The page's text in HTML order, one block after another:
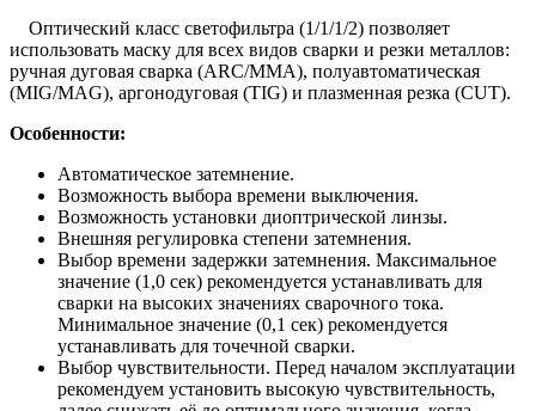
Оптический класс светофильтра (1/1/1/2) позволяет
использовать маску для всех видов сварки и резки металлов:
ручная дуговая сварка (ARC/MMA), полуавтоматическая
(MIG/MAG), аргонодуговая (TIG) и плазменная резка (CUT).
Особенности:
Автоматическое затемнение.
Возможность выбора времени выключения.
Возможность установки диоптрической линзы.
Внешняя регулировка степени затемнения.
Выбор времени задержки затемнения. Максимальное
значение (1,0 сек) рекомендуется устанавливать для
сварки на высоких значениях сварочного тока.
Минимальное значение (0,1 сек) рекомендуется
устанавливать для точечной сварки.
Выбор чувствительности. Перед началом эксплуатации
рекомендуем установить высокую чувствительность,